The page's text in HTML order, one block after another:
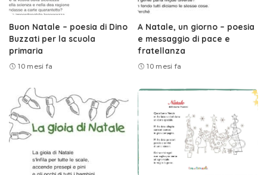
Buon Natale – poesia di Dino
Buzzati per la scuola
primaria
10 mesi fa
A Natale, un giorno – poesia
e messaggio di pace e
fratellanza
10 mesi fa